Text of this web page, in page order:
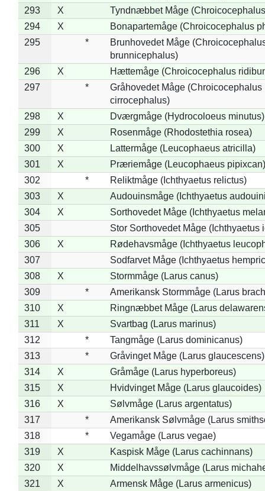
293
X
Tyndnæbbet Måge
294
X
Bonapartemåge (Chroicocephalus
295
*
Brunhovedet Måge
brunnicephalus)
296
X
Hættemåge (Chroicocephalus
297
*
Gråhovedet Måge (Chroicocephalus
cirrocephalus)
298
X
Dværgmåge (Hydrocoloeus minutus)
299
X
Rosenmåge (Rhodostethia rosea)
300
X
Lattermåge (Leucophaeus atricilla)
301
X
Præriemåge (Leucophaeus pipixcan)
302
*
Reliktmåge (Ichthyaetus relictus)
303
X
Audouinsmåge (Ichthyaetus
304
X
Sorthovedet Måge (Ichthyaetus
305
Stor Sorthovedet Måge (Ichthyaetus
306
X
Rødehavsmåge (Ichthyaetus
307
Sodfarvet Måge (Ichthyaetus
308
X
Stormmåge (Larus canus)
309
*
Amerikansk Stormmåge (Larus
310
X
Ringnæbbet Måge (Larus
311
X
Svartbag (Larus marinus)
312
*
Tangmåge (Larus dominicanus)
313
*
Gråvinget Måge (Larus glaucescens)
314
X
Gråmåge (Larus hyperboreus)
315
X
Hvidvinget Måge (Larus glaucoides)
316
X
Sølvmåge (Larus argentatus)
317
*
Amerikansk Sølvmåge (Larus
318
*
Vegamåge (Larus vegae)
319
X
Kaspisk Måge (Larus cachinnans)
320
X
Middelhavssølvmåge (Larus
321
X
Armensk Måge (Larus armenicus)